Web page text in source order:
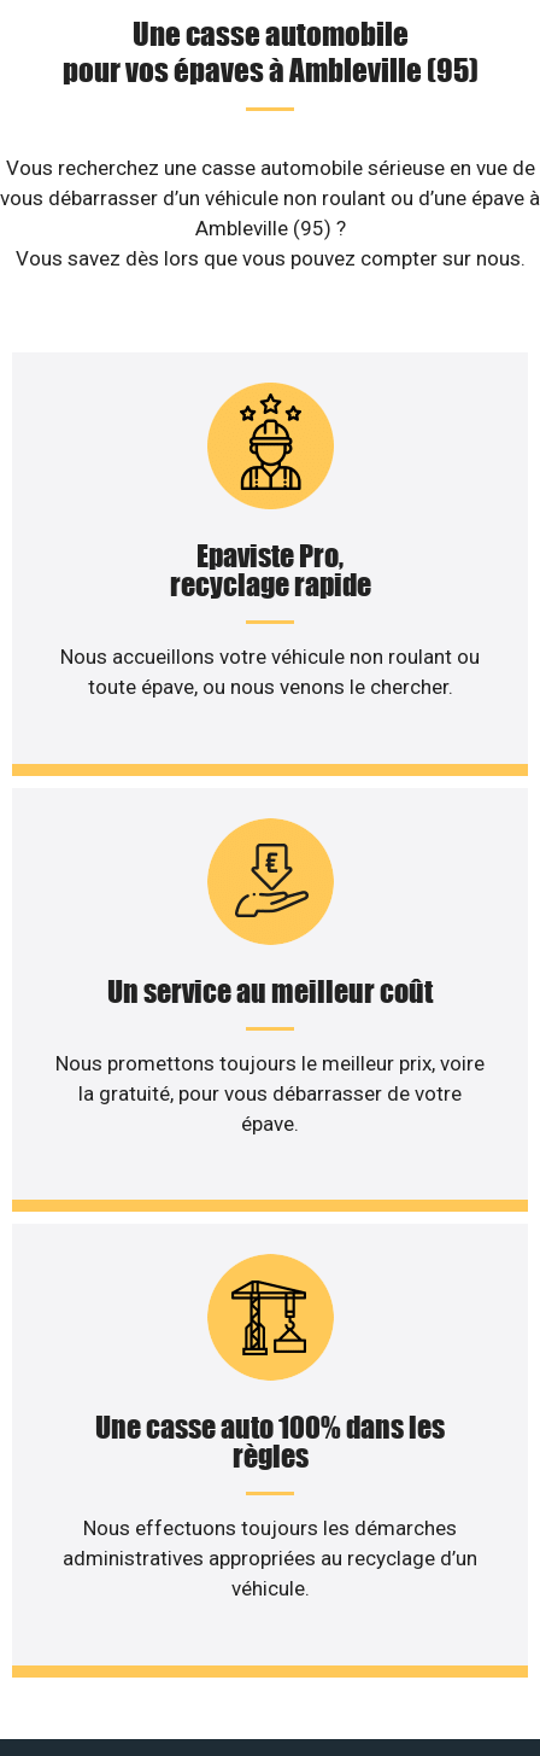
Une casse automobile
pour vos épaves à Ambleville (95)
Vous recherchez une casse automobile sérieuse en vue de
vous débarrasser d’un véhicule non roulant ou d’une épave à
Ambleville (95) ?
Vous savez dès lors que vous pouvez compter sur nous.
Epaviste Pro,
recyclage rapide
Nous accueillons votre véhicule non roulant ou
toute épave, ou nous venons le chercher.
Un service au meilleur coût
Nous promettons toujours le meilleur prix, voire
la gratuité, pour vous débarrasser de votre
épave.
Une casse auto 100% dans les
règles
Nous effectuons toujours les démarches
administratives appropriées au recyclage d’un
véhicule.